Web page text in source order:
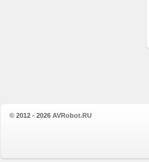
© 2012 - 2026 AVRobot.RU